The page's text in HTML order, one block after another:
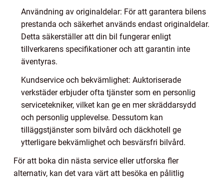
Användning av originaldelar: För att garantera bilens
prestanda och säkerhet används endast originaldelar.
Detta säkerställer att din bil fungerar enligt
tillverkarens specifikationer och att garantin inte
äventyras.
Kundservice och bekvämlighet: Auktoriserade
verkstäder erbjuder ofta tjänster som en personlig
servicetekniker, vilket kan ge en mer skräddarsydd
och personlig upplevelse. Dessutom kan
tilläggstjänster som bilvård och däckhotell ge
ytterligare bekvämlighet och besvärsfri bilvård.
För att boka din nästa service eller utforska fler
alternativ, kan det vara värt att besöka en pålitlig